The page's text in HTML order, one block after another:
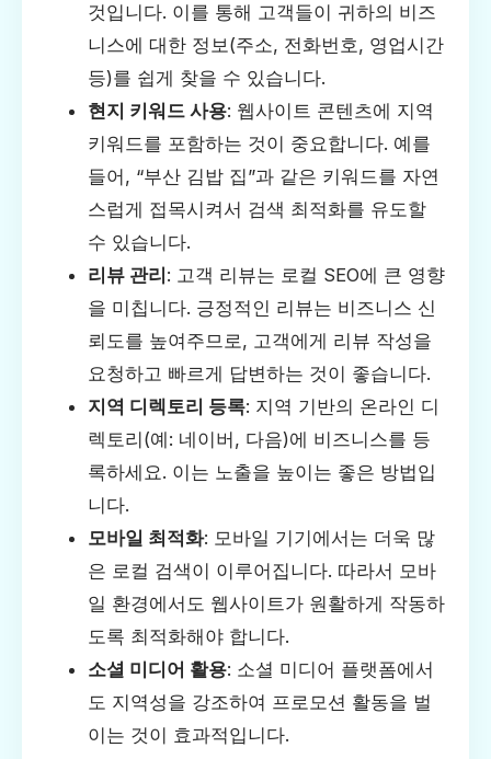
것입니다. 이를 통해 고객들이 귀하의 비즈
니스에 대한 정보(주소, 전화번호, 영업시간
등)를 쉽게 찾을 수 있습니다.
현지 키워드 사용: 웹사이트 콘텐츠에 지역
키워드를 포함하는 것이 중요합니다. 예를
들어, “부산 김밥 집”과 같은 키워드를 자연
스럽게 접목시켜서 검색 최적화를 유도할
수 있습니다.
리뷰 관리 : 고객 리뷰는 로컬 SEO에 큰 영향
을 미칩니다. 긍정적인 리뷰는 비즈니스 신
뢰도를 높여주므로, 고객에게 리뷰 작성을
요청하고 빠르게 답변하는 것이 좋습니다.
지역 디렉토리 등록: 지역 기반의 온라인 디
렉토리(예: 네이버, 다음)에 비즈니스를 등
록하세요. 이는 노출을 높이는 좋은 방법입
니다.
모바일 최적화: 모바일 기기에서는 더욱 많
은 로컬 검색이 이루어집니다. 따라서 모바
일 환경에서도 웹사이트가 원활하게 작동하
도록 최적화해야 합니다.
소셜 미디어 활용: 소셜 미디어 플랫폼에서
도 지역성을 강조하여 프로모션 활동을 벌
이는 것이 효과적입니다.